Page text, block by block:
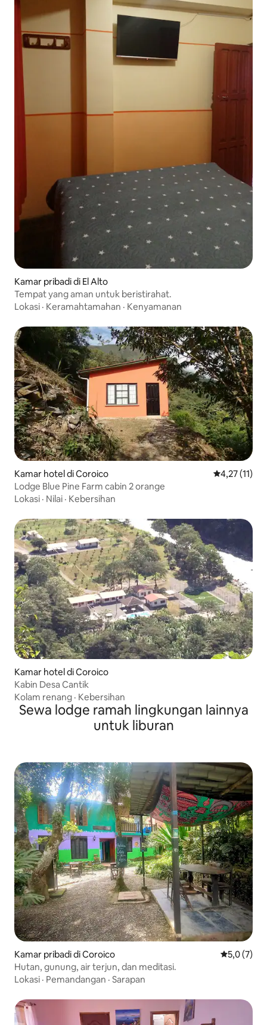
Kamar pribadi di El Alto
Tempat yang aman untuk beristirahat.
Lokasi · Keramahtamahan · Kenyamanan
Kamar hotel di Coroico Nilai rata-
4,27 (11)
Lodge Blue Pine Farm cabin 2 orange
Lokasi · Nilai · Kebersihan
Kamar hotel di Coroico
Kabin Desa Cantik
Kolam renang · Kebersihan
Sewa lodge ramah lingkungan lainnya
untuk liburan
Kamar pribadi di Coroico Nilai rata-
5,0 (7)
Hutan, gunung, air terjun, dan meditasi.
Lokasi · Pemandangan · Sarapan